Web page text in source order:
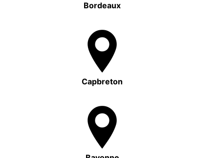
Bordeaux
Capbreton